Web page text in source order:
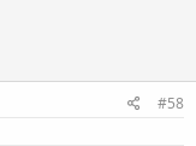
#58